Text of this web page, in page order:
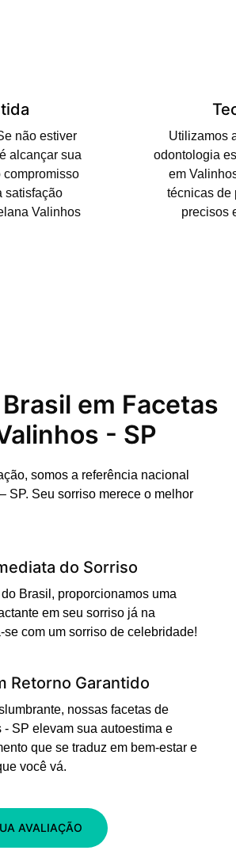
não estiver
alcançar sua
compromisso
satisfação
Valinhos
Utilizamos
odontologia
em
técnicas de
precisos
em Facetas
- SP
somos a referência nacional
SP. Seu sorriso merece o melhor
do Sorriso
Brasil, proporcionamos uma
em seu sorriso já na
com um sorriso de celebridade!
Retorno Garantido
nossas facetas de
SP elevam sua autoestima e
que se traduz em bem-estar e
você vá.
AVALIAÇÃO